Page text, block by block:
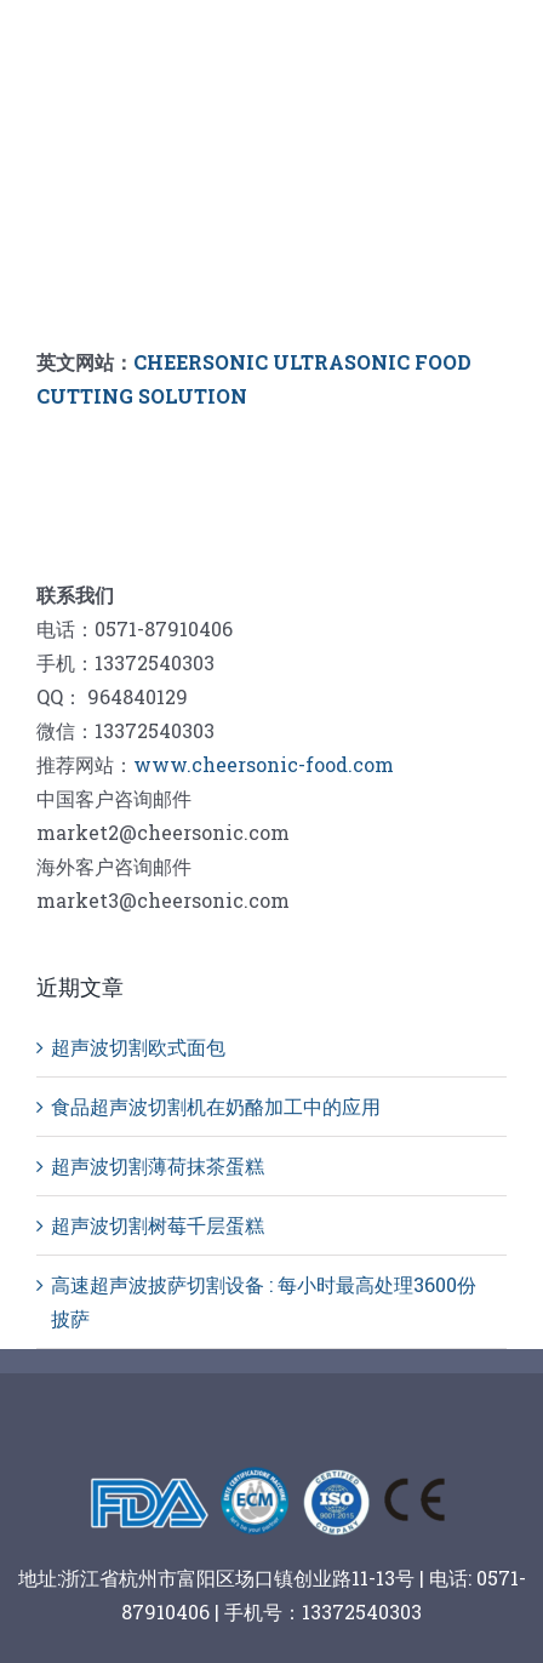
英文网站： CHEERSONIC ULTRASONIC FOOD
CUTTING SOLUTION
联系我们
电话：0571-87910406
手机：13372540303
QQ： 964840129
微信：13372540303
推荐网站： www.cheersonic-food.com
中国客户咨询邮件
market2@cheersonic.com
海外客户咨询邮件
market3@cheersonic.com
近期文章
超声波切割欧式面包
食品超声波切割机在奶酪加工中的应用
超声波切割薄荷抹茶蛋糕
超声波切割树莓千层蛋糕
高速超声波披萨切割设备 : 每小时最高处理3600份
披萨
地址:浙江省杭州市富阳区场口镇创业路11-13号 | 电话: 0571-
87910406 | 手机号：13372540303